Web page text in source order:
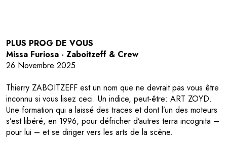
PLUS PROG DE VOUS
Missa Furiosa - Zaboitzeff & Crew
26 Novembre 2025
Thierry ZABOITZEFF est un nom que ne devrait pas vous être
inconnu si vous lisez ceci. Un indice, peut-être: ART ZOYD.
Une formation qui a laissé des traces et dont l’un des moteurs
s’est libéré, en 1996, pour défricher d’autres terra incognita –
pour lui – et se diriger vers les arts de la scène.